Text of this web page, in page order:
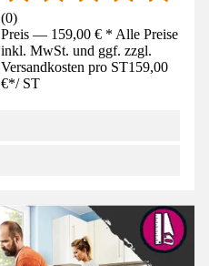
(0)
Preis — 159,00 € * Alle Preise
inkl. MwSt. und ggf. zzgl.
Versandkosten pro ST159,00
€*/ ST